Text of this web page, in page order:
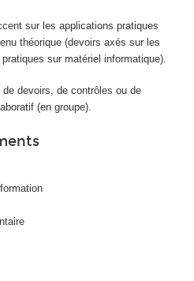
sur les applications pratiques
théorique (devoirs axés sur les
sur matériel informatique).
de devoirs, de contrôles ou de
(en groupe).